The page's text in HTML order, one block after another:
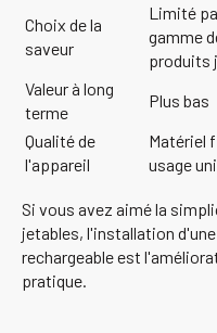
Choix de la
saveur
Limité
gamme
produits
Valeur à long
terme
Plus bas
Qualité de
l'appareil
Matériel
usage
Si vous avez aimé la
jetables, l'installation
rechargeable est
pratique.